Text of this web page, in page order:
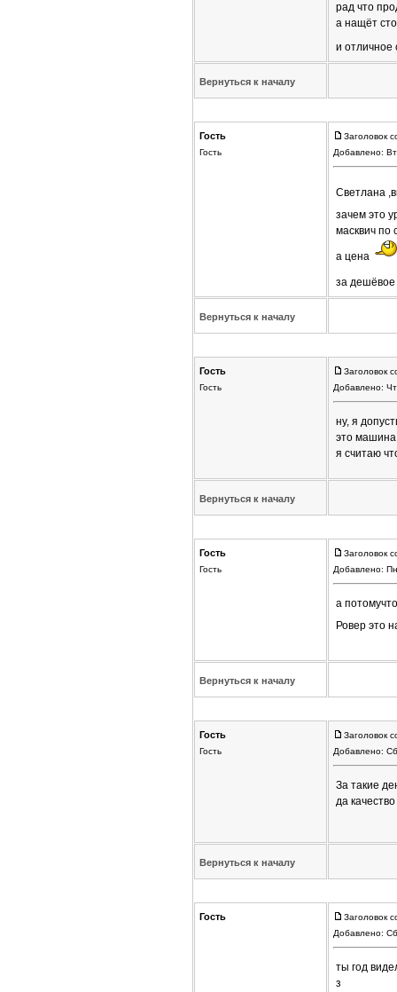
рад что
а нащёт
и отличное
Вернуться к началу
Гость
Гость
Заголовок
Добавлено:
Светлана
зачем это
масквич по
а цена
за дешёвое
Вернуться к началу
Гость
Гость
Заголовок
Добавлено:
ну, я
это машина
я считаю
Вернуться к началу
Гость
Гость
Заголовок
Добавлено:
а
Ровер это
Вернуться к началу
Гость
Гость
Заголовок
Добавлено:
За такие
да
Вернуться к началу
Гость
Заголовок
Добавлено:
ты год
з